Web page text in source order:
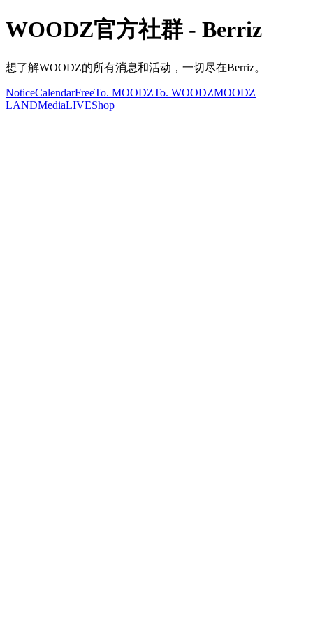
WOODZ官方社群 - Berriz
想了解WOODZ的所有消息和活动，一切尽在Berriz。
NoticeCalendarFreeTo. MOODZTo. WOODZMOODZ
LANDMediaLIVEShop